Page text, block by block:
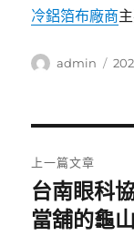
冷鋁箔布廠商
作
admin
發
章
導
上一篇文章
上
一
台南眼科
當舖的龜